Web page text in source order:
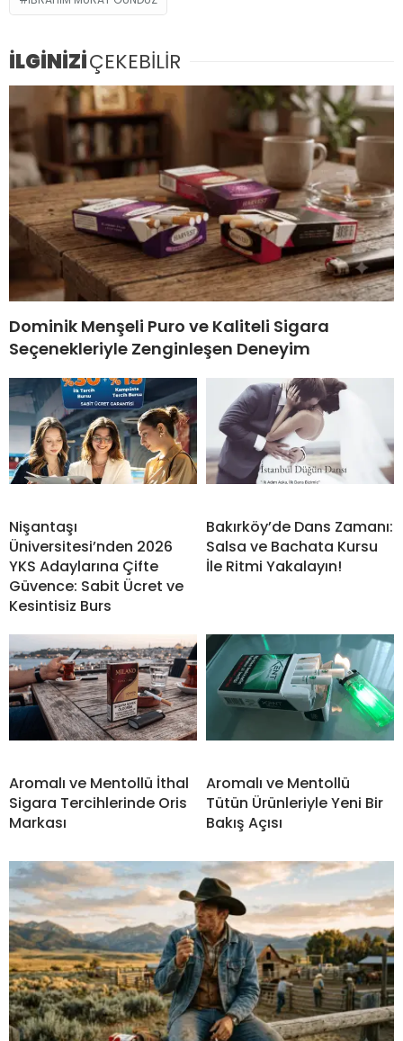
İLGİNİZİÇEKEBİLİR
Dominik Menşeli Puro ve Kaliteli Sigara
Seçenekleriyle Zenginleşen Deneyim
Nişantaşı
Üniversitesi’nden 2026
YKS Adaylarına Çifte
Güvence: Sabit Ücret ve
Kesintisiz Burs
Bakırköy’de Dans Zamanı:
Salsa ve Bachata Kursu
İle Ritmi Yakalayın!
Aromalı ve Mentollü İthal
Sigara Tercihlerinde Oris
Markası
Aromalı ve Mentollü
Tütün Ürünleriyle Yeni Bir
Bakış Açısı